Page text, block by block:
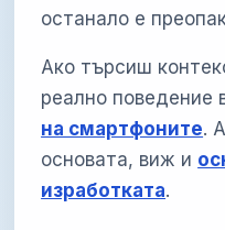
останало е
Ако търсиш
реално поведение
на смартфоните.
основата, виж и
изработката.